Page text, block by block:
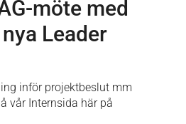
möte med
Leader
inför projektbeslut mm
vår Internsida här på